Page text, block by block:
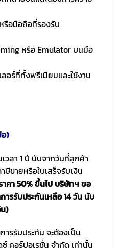
รือมือถือที่รองรับ
หรือ Emulator บนมือ
อร์ที่ทั้งพรีเมียมและใช้งาน
)
วลา 1 ปี นับจากวันที่ลูกค้า
ขายหรือใบเสร็จรับเงิน
คา 50% ขึ้นไป บริษัทฯ ขอ
ารรับประกันเหลือ 14 วัน นับ
)
ารรับประกัน จะต้องเป็น
คอร์ปอเรชั่น จำกัด เท่านั้น